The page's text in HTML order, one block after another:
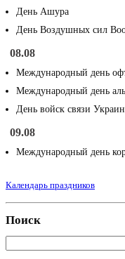
День Ашура
День Воздушных сил
08.08
Международный день
Международный день
День войск связи
09.08
Международный день
Календарь праздников
Поиск